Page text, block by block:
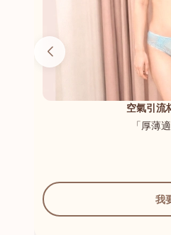
空氣引流
「厚薄
我